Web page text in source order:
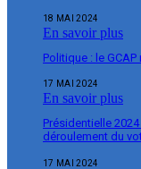
18 MAI 2024
En savoir plus
Politique : le
17 MAI 2024
En savoir plus
Présidentielle
déroulement du
17 MAI 2024